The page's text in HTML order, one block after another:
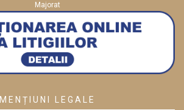
Majorat
MENȚIUNI LEGALE